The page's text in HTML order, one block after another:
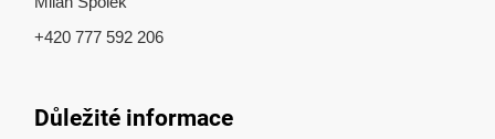
+420 777 592 206
Důležité informace